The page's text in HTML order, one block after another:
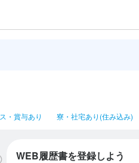
・賞与あり 寮・社宅あり(住み込み)
WEB履歴書を登録しよう